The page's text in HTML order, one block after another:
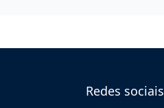
Redes sociais